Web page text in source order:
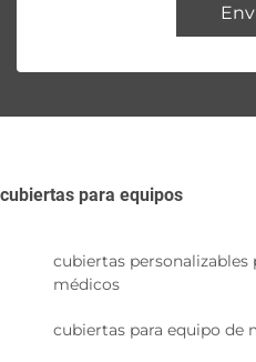
cubiertas para equipos
cubiertas personalizables
médicos
cubiertas para equipo de